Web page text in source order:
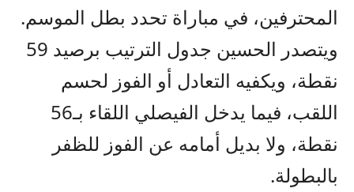
المحترفين، في مباراة تحدد بطل الموسم.
ويتصدر الحسين جدول الترتيب برصيد 59
نقطة، ويكفيه التعادل أو الفوز لحسم
اللقب، فيما يدخل الفيصلي اللقاء بـ56
نقطة، ولا بديل أمامه عن الفوز للظفر
بالبطولة.